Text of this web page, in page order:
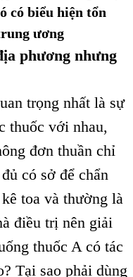
có biểu hiện tổn
ương
phương nhưng
trọng nhất là sự
thuốc với nhau,
đơn thuần chỉ
có sở để chẩn
toa và thường là
điều trị nên giải
thuốc A có tác
Tại sao phải dùng